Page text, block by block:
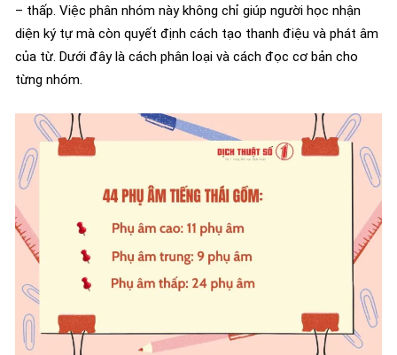
– thấp. Việc phân nhóm này không chỉ giúp người học nhận
diện ký tự mà còn quyết định cách tạo thanh điệu và phát âm
của từ. Dưới đây là cách phân loại và cách đọc cơ bản cho
từng nhóm.